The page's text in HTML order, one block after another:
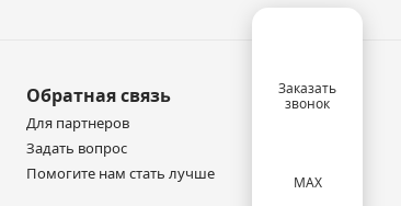
Обратная связь
Для партнеров
Задать вопрос
Помогите нам стать лучше
Заказать
звонок
MAX